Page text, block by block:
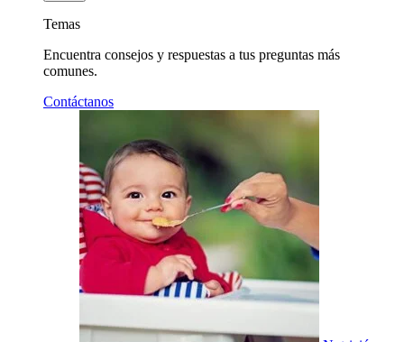
Temas
Encuentra consejos y respuestas a tus preguntas más
comunes.
Contáctanos